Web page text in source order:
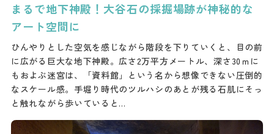
まるで地下神殿！大谷石の採掘場跡が神秘的な
アート空間に
ひんやりとした空気を感じながら階段を下りていくと、目の前
に広がる巨大な地下神殿。広さ2万平方メートル、深さ30ｍに
もおよぶ迷宮は、「資料館」という名から想像できない圧倒的
なスケール感。手堀り時代のツルハシのあとが残る石肌にそっ
と触れながら歩いていると…